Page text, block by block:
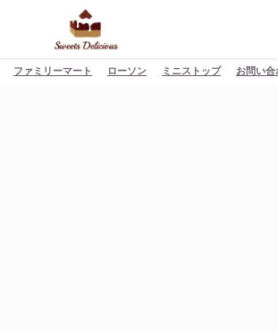
ファミリーマート ローソン ミニストップ お問い合